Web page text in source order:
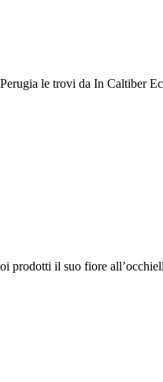
le trovi da In Caltiber
prodotti il suo fiore